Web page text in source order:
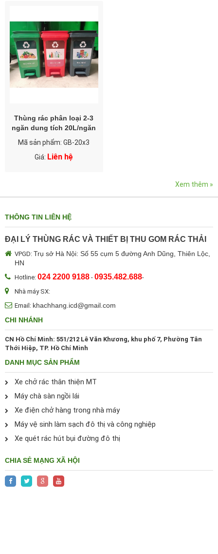
Thùng rác phân loại 2-3
ngăn dung tích 20L/ngăn
Mã sản phẩm: GB-20x3
Giá: Liên hệ
Xem thêm »
THÔNG TIN LIÊN HỆ
ĐẠI LÝ THÙNG RÁC VÀ THIẾT BỊ THU GOM RÁC THẢI
VPGD: Trụ sở Hà Nội: Số 55 cụm 5 đường Anh Dũng, Thiên Lộc,
HN
Hotline: 024 2200 9188 - 0935.482.688-
Nhà máy SX:
Email: khachhang.icd@gmail.com
CHI NHÁNH
CN Hồ Chí Minh: 551/212 Lê Văn Khương, khu phố 7, Phường Tân
Thới Hiệp, TP. Hồ Chí Minh
DANH MỤC SẢN PHẨM
Xe chở rác thân thiện MT
Máy chà sàn ngồi lái
Xe điện chở hàng trong nhà máy
Máy vệ sinh làm sạch đô thị và công nghiệp
Xe quét rác hút bụi đường đô thị
CHIA SẺ MẠNG XÃ HỘI